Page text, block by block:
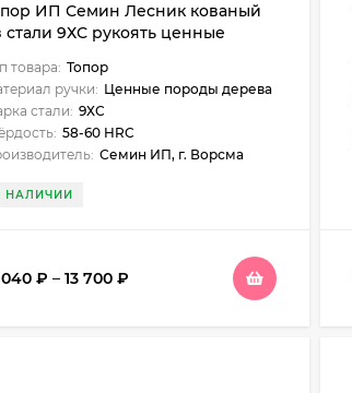
ИП Семин Лесник кованый
стали 9ХС рукоять ценные
товара: Топор
ручки: Ценные породы дерева
стали: 9ХС
58-60 HRC
Семин ИП, г. Ворсма
НАЛИЧИИ
040 ₽ – 13 700 ₽